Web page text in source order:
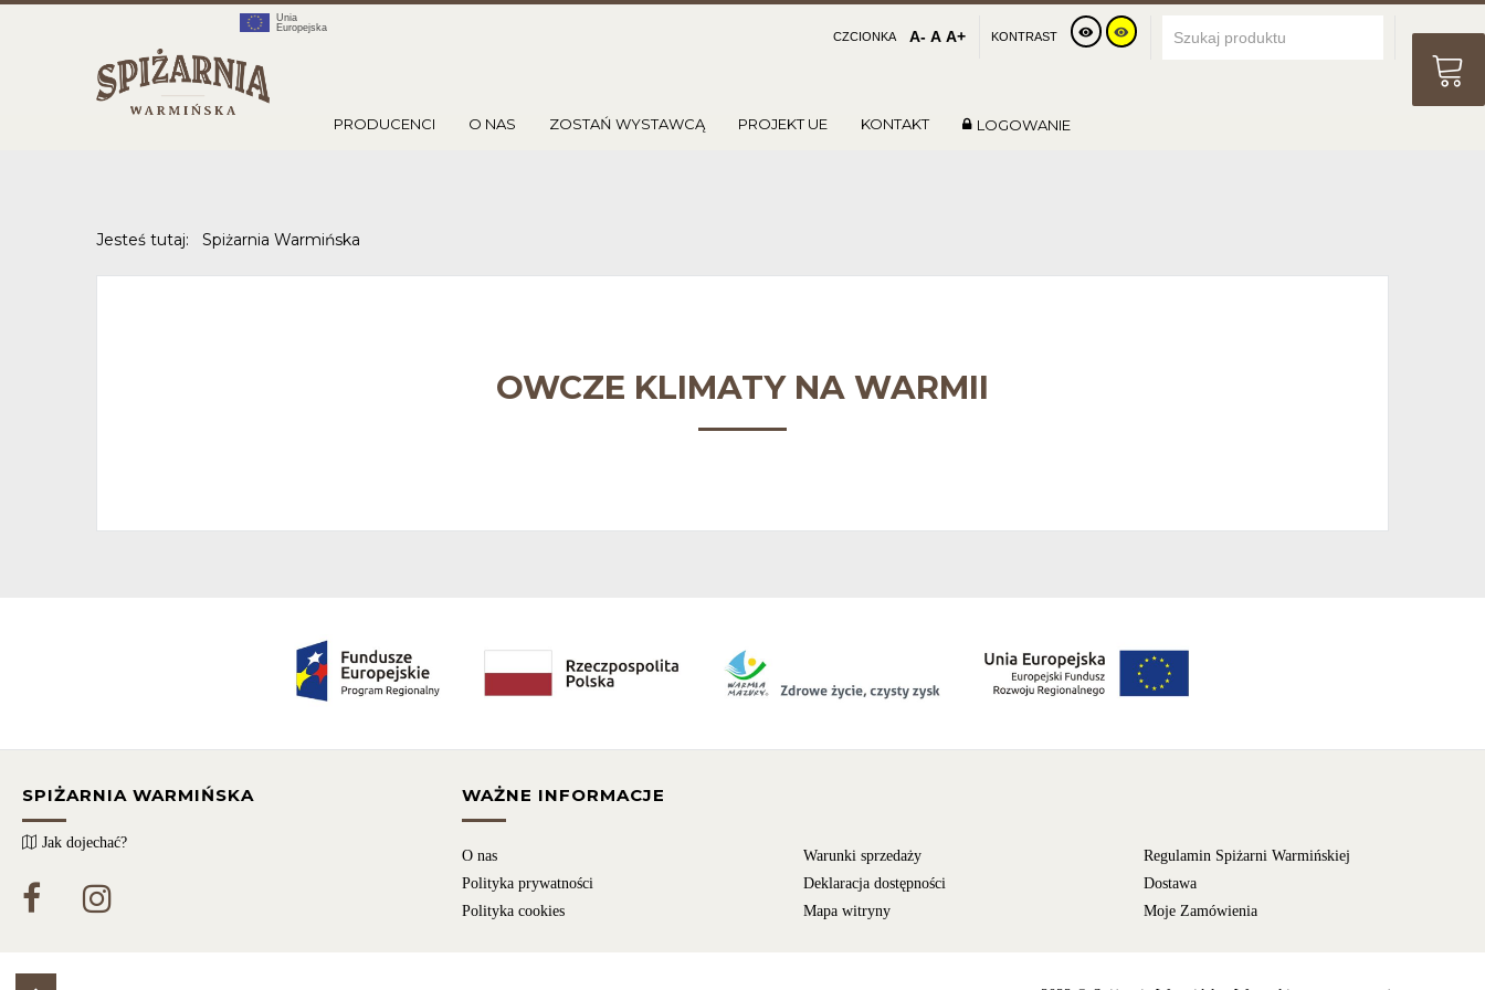
CZCIONKA A- A A+ KONTRAST
PRODUCENCI O NAS ZOSTAŃ WYSTAWCĄ PROJEKT UE KONTAKT LOGOWANIE
Jesteś tutaj: Spiżarnia Warmińska
OWCZE KLIMATY NA WARMII
SPIŻARNIA WARMIŃSKA
Jak dojechać?
WAŻNE INFORMACJE
O nas
Polityka prywatności
Polityka cookies
Warunki sprzedaży
Deklaracja dostępności
Mapa witryny
Regulamin Spiżarni Warmińskiej
Dostawa
Moje Zamówienia